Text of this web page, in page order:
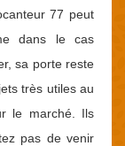
77 peut
dans le cas
sa porte reste
très utiles au
le marché. Ils
pas de venir